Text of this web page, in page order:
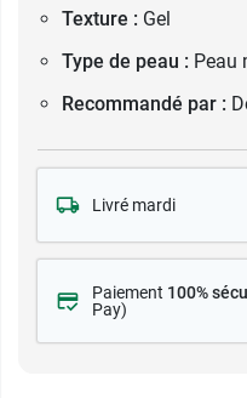
Texture : Gel
Type de peau : Peau
Recommandé par :
Livré mardi
Paiement 100%
Pay)